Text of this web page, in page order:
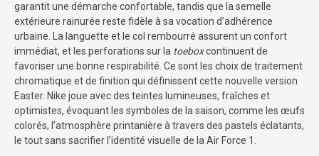
garantit une démarche confortable, tandis que la semelle
extérieure rainurée reste fidèle à sa vocation d’adhérence
urbaine. La languette et le col rembourré assurent un confort
immédiat, et les perforations sur la toeboxcontinuent de
favoriser une bonne respirabilité. Ce sont les choix de traitement
chromatique et de finition qui définissent cette nouvelle version
Easter. Nike joue avec des teintes lumineuses, fraîches et
optimistes, évoquant les symboles de la saison, comme les œufs
colorés, l’atmosphère printanière à travers des pastels éclatants,
le tout sans sacrifier l’identité visuelle de la Air Force 1.